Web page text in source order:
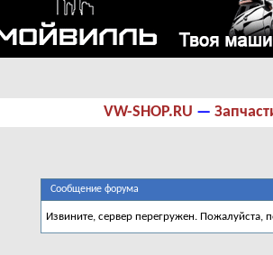
VW-SHOP.RU —
Сообщение форума
Извините, сервер перегружен. Пожалуйста,